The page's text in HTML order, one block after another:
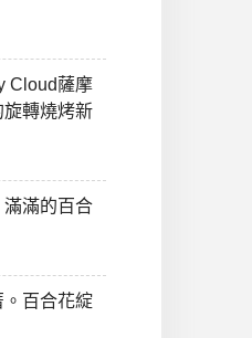
Cloud薩摩
轉燒烤新
滿的百合
百合花綻